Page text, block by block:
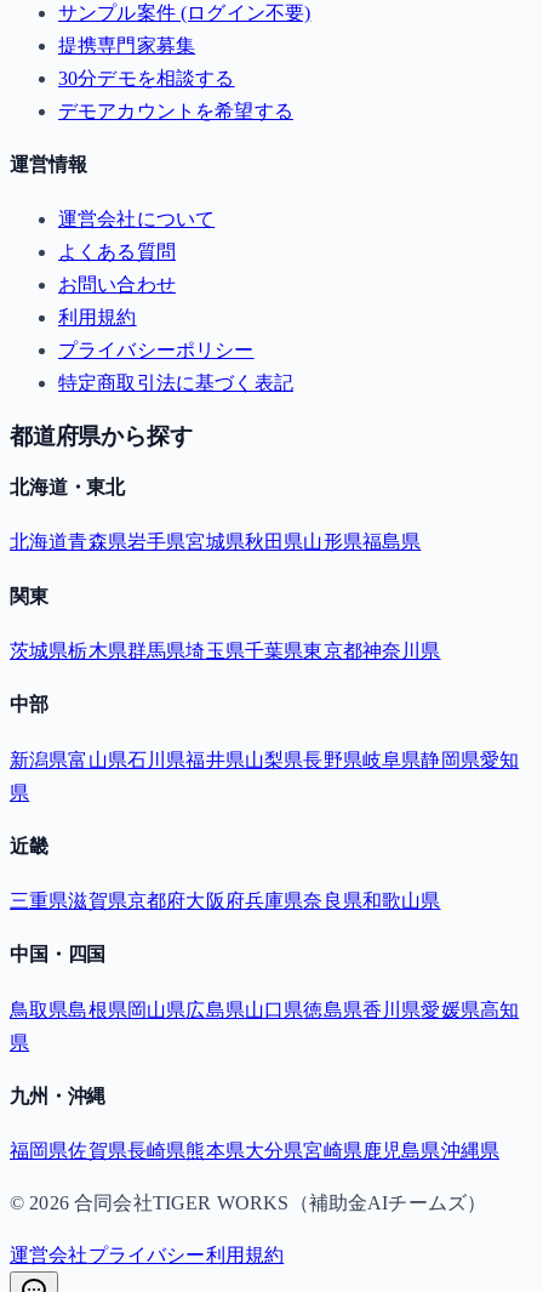
サンプル案件 (ログイン不要)
提携専門家募集
30分デモを相談する
デモアカウントを希望する
運営情報
運営会社について
よくある質問
お問い合わせ
利用規約
プライバシーポリシー
特定商取引法に基づく表記
都道府県から探す
北海道・東北
北海道青森県岩手県宮城県秋田県山形県福島県
関東
茨城県栃木県群馬県埼玉県千葉県東京都神奈川県
中部
新潟県富山県石川県福井県山梨県長野県岐阜県静岡県愛知
県
近畿
三重県滋賀県京都府大阪府兵庫県奈良県和歌山県
中国・四国
鳥取県島根県岡山県広島県山口県徳島県香川県愛媛県高知
県
九州・沖縄
福岡県佐賀県長崎県熊本県大分県宮崎県鹿児島県沖縄県
© 2026合同会社TIGER WORKS（補助金AIチームズ）
運営会社プライバシー利用規約